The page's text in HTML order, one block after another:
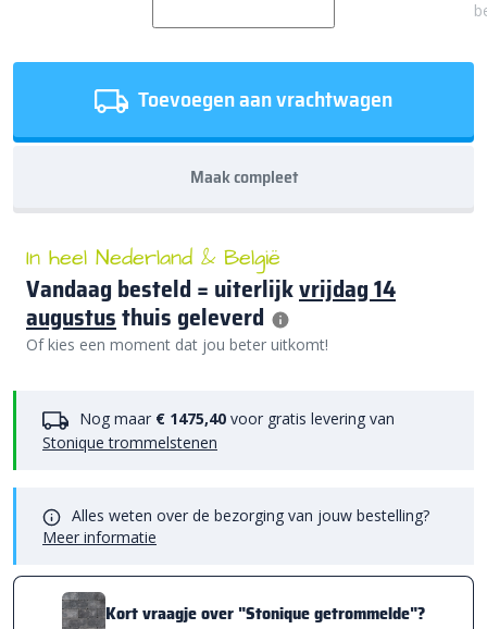
Toevoegen aan vrachtwagen
Maak compleet
In heel Nederland & België
Vandaag besteld = uiterlijkvrijdag 14
augustusthuis geleverd
Of kies een moment dat jou beter uitkomt!
Nog maar € 1475,40 voor gratis levering van
Stonique trommelstenen
Alles weten over de bezorging van jouw bestelling?
Meer informatie
Kort vraagje over "Stonique getrommelde"?